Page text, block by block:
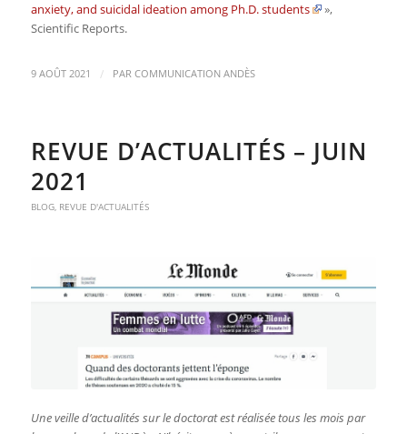
anxiety, and suicidal ideation among Ph.D. students
»,
Scientific Reports.
9 AOÛT 2021 / PAR COMMUNICATION ANDÈS
REVUE D’ACTUALITÉS – JUIN
2021
BLOG, REVUE D'ACTUALITÉS
Une veille d’actualités sur le doctorat est réalisée tous les mois par